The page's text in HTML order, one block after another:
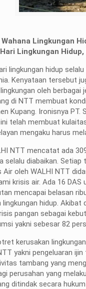
Lingkungan
Lingkungan
lingkungan hidup
Kenyataan tersebut
oleh
di NTT membuat
Kupang. Ironisnya
telah membuat
mengaku harus
NTT mencatat ada
selalu diabaikan.
Air oleh WALHI NTT
krisis air. Ada 16
mencapai belasan
lingkungan hidup.
pangan sebagai
yakni sebesar 82
kerusakan
yakni pengeluaran
tambang yang
perusahan yang
ditindak secara